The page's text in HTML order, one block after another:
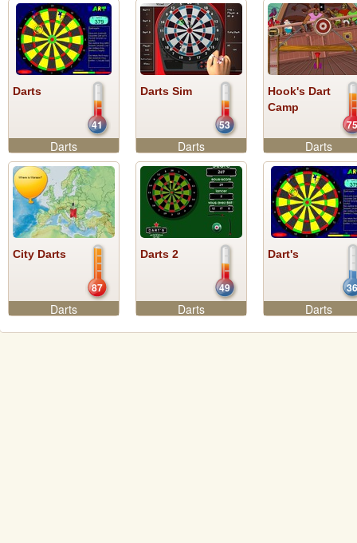
Darts
41
Darts
Darts Sim
53
Darts
Hook's Dart
Camp
75
Darts
City Darts
87
Darts
Darts 2
49
Darts
Dart's
36
Darts